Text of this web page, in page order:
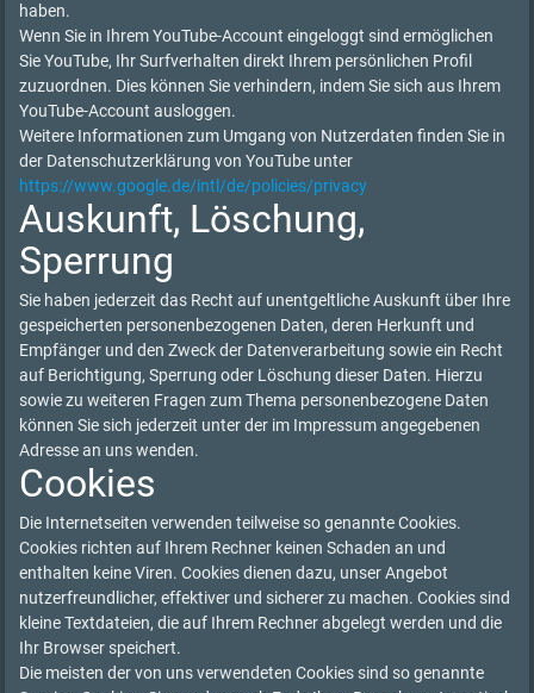
haben.
Wenn Sie in Ihrem YouTube-Account eingeloggt sind ermöglichen
Sie YouTube, Ihr Surfverhalten direkt Ihrem persönlichen Profil
zuzuordnen. Dies können Sie verhindern, indem Sie sich aus Ihrem
YouTube-Account ausloggen.
Weitere Informationen zum Umgang von Nutzerdaten finden Sie in
der Datenschutzerklärung von YouTube unter
https://www.google.de/intl/de/policies/privacy
Auskunft, Löschung,
Sperrung
Sie haben jederzeit das Recht auf unentgeltliche Auskunft über Ihre
gespeicherten personenbezogenen Daten, deren Herkunft und
Empfänger und den Zweck der Datenverarbeitung sowie ein Recht
auf Berichtigung, Sperrung oder Löschung dieser Daten. Hierzu
sowie zu weiteren Fragen zum Thema personenbezogene Daten
können Sie sich jederzeit unter der im Impressum angegebenen
Adresse an uns wenden.
Cookies
Die Internetseiten verwenden teilweise so genannte Cookies.
Cookies richten auf Ihrem Rechner keinen Schaden an und
enthalten keine Viren. Cookies dienen dazu, unser Angebot
nutzerfreundlicher, effektiver und sicherer zu machen. Cookies sind
kleine Textdateien, die auf Ihrem Rechner abgelegt werden und die
Ihr Browser speichert.
Die meisten der von uns verwendeten Cookies sind so genannte